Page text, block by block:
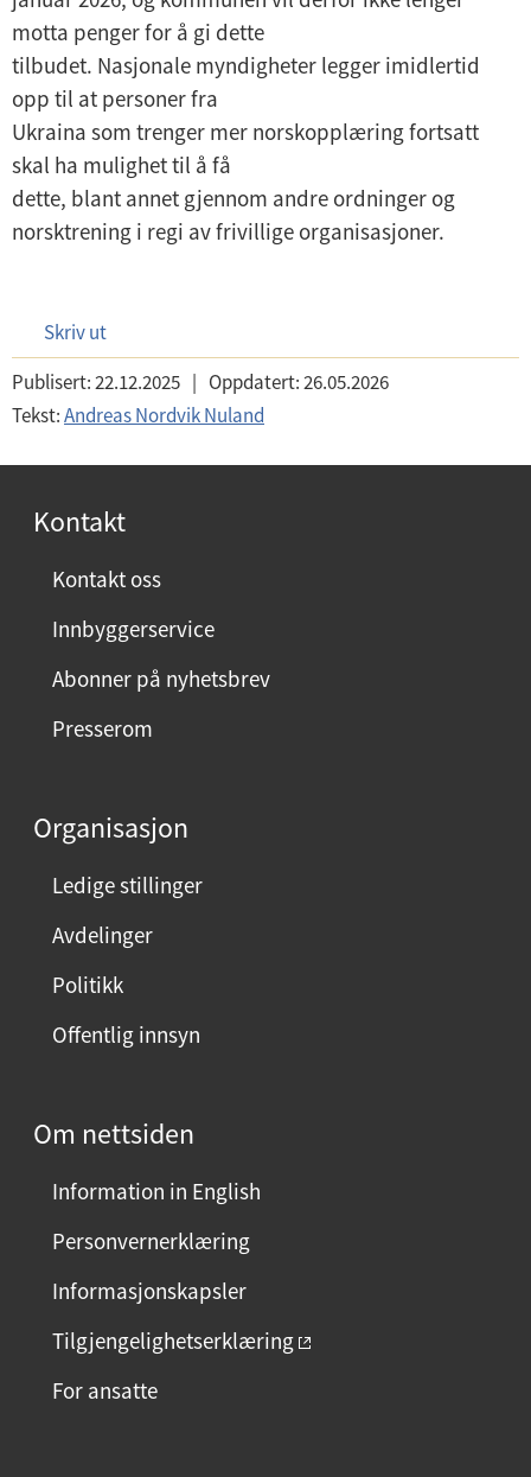
motta penger for å gi dette
tilbudet. Nasjonale myndigheter legger imidlertid
opp til at personer fra
Ukraina som trenger mer norskopplæring fortsatt
skal ha mulighet til å få
dette, blant annet gjennom andre ordninger og
norsktrening i regi av frivillige organisasjoner.
Skriv ut
Publisert:22.12.2025 | Oppdatert:26.05.2026
Tekst:Andreas Nordvik Nuland
Kontakt
Kontakt oss
Innbyggerservice
Abonner på nyhetsbrev
Presserom
Organisasjon
Ledige stillinger
Avdelinger
Politikk
Offentlig innsyn
Om nettsiden
Information in English
Personvernerklæring
Informasjonskapsler
Tilgjengelighetserklæring
For ansatte